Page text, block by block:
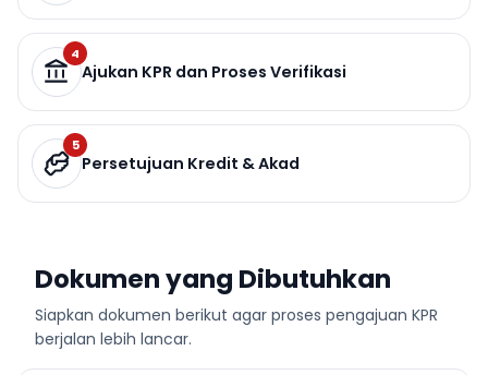
4
Ajukan KPR dan Proses Verifikasi
5
Persetujuan Kredit & Akad
Dokumen yang Dibutuhkan
Siapkan dokumen berikut agar proses pengajuan KPR
berjalan lebih lancar.